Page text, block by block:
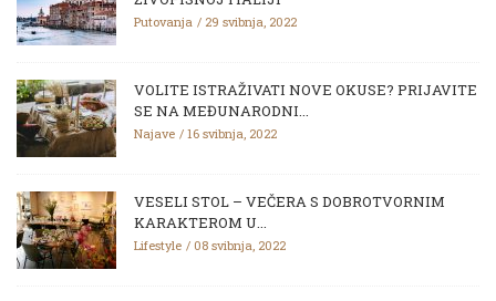
Putovanja 29 svibnja, 2022
VOLITE ISTRAŽIVATI NOVE OKUSE? PRIJAVITE
SE NA MEĐUNARODNI...
Najave 16 svibnja, 2022
VESELI STOL – VEČERA S DOBROTVORNIM
KARAKTEROM U...
Lifestyle 08 svibnja, 2022